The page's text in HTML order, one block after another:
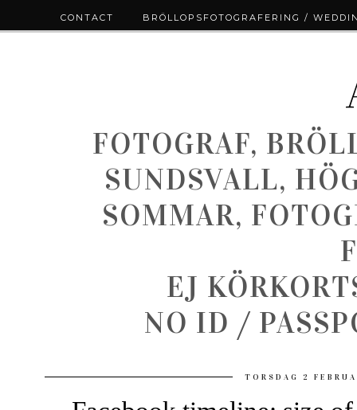
FOTOGRAF,
SUNDSVALL,
SOMMAR,
EJ
NO ID /
TORSDAG 2
CONTACT BRÖLLOPSFOTOGRAFERING /